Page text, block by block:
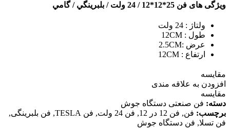
ویژگی های فن 25*12*12 / 24 ولت / بلبرينگي / گامي
ولتاژ : 24 ولت
طول : 12CM
عرض :2.5CM
ارتفاع : 12CM
مقايسه
افزودن به علاقه مندی
مقایسه
دسته: فن صنعتی دستگاه جوش
برچسب: فن, فن 12 در 12 , فن 24 ولت , فن TESLA , فن بلبرینگی,
فن تسلا, فن دستگاه جوش